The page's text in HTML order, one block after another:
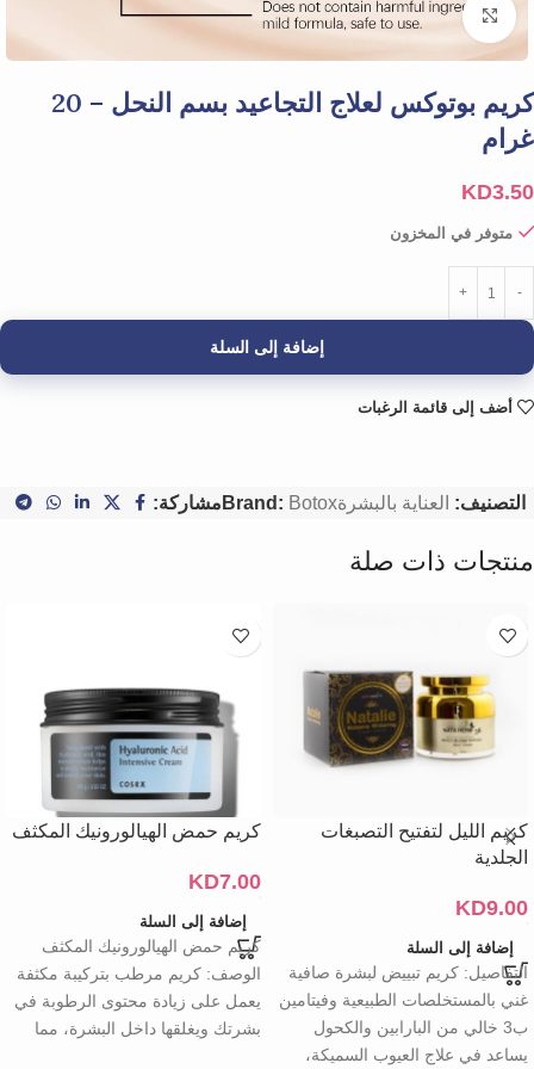
Click to enlarge
كريم بوتوكس لعلاج التجاعيد بسم النحل – 20
غرام
KD3.50
متوفر في المخزون
إضافة إلى السلة
أضف إلى قائمة الرغبات
التصنيف: العناية بالبشرة Brand: Botox مشاركة:
منتجات ذات صلة
كريم الليل لتفتيح التصبغات
الجلدية
KD9.00
إضافة إلى السلة
التفاصيل: كريم تبييض لبشرة صافية
غني بالمستخلصات الطبيعية وفيتامين
ب3 خالي من البارابين والكحول
يساعد في علاج العيوب السميكة،
كريم حمض الهيالورونيك المكثف
KD7.00
إضافة إلى السلة
كريم حمض الهيالورونيك المكثف
الوصف: كريم مرطب بتركيبة مكثفة
يعمل على زيادة محتوى الرطوبة في
بشرتك ويغلقها داخل البشرة، مما